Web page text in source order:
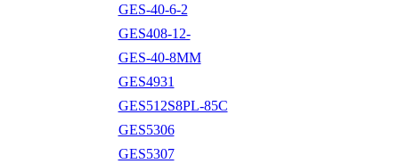
GES-40-6-2
GES408-12-
GES-40-8MM
GES4931
GES512S8PL-85C
GES5306
GES5307